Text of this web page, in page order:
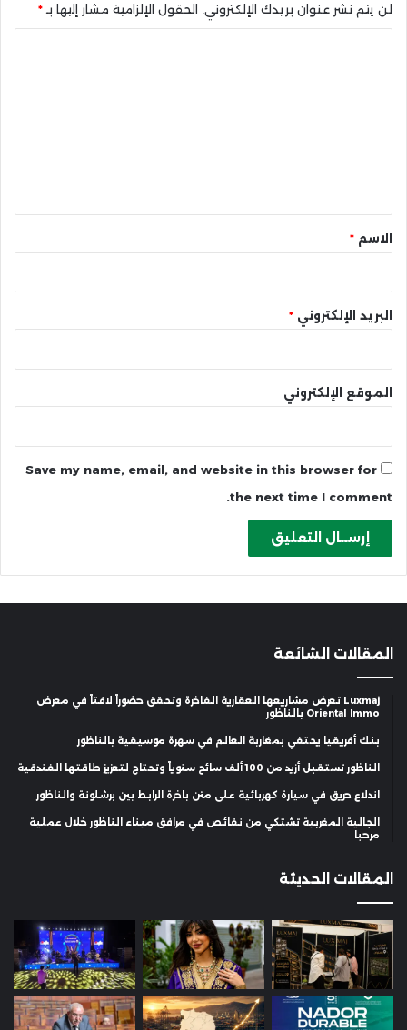
لن يتم نشر عنوان بريدك الإلكتروني. الحقول الإلزامية مشار إليها بـ*
* الاسم *
البريد الإلكتروني *
الموقع الإلكتروني
Save my name, email, and website in this browser for
the next time I comment.
المقالات الشائعة
Luxmaj تعرض مشاريعها العقارية الفاخرة وتحقق حضوراً لافتاً في معرض
Oriental Immo بالناظور
بنك أفريقيا يحتفي بمغاربة العالم في سهرة موسيقية بالناظور
الناظور تستقبل أزيد من 100 ألف سائح سنوياً وتحتاج لتعزيز طاقتها الفندقية
اندلاع حريق في سيارة كهربائية على متن باخرة الرابط بين برشلونة والناظور
الجالية المغربية تشتكي من نقائص في مرافق ميناء الناظور خلال عملية
مرحبا
المقالات الحديثة